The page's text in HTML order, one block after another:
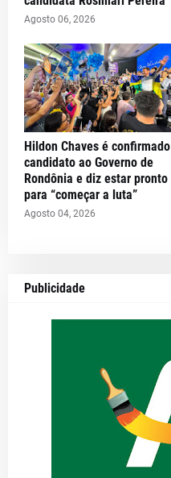
Agosto 06, 2026
Hildon Chaves é confirmado
candidato ao Governo de
Rondônia e diz estar pronto
para “começar a luta”
Agosto 04, 2026
Publicidade